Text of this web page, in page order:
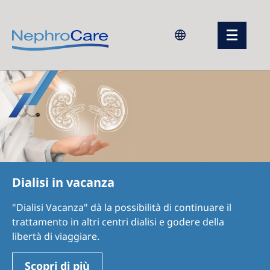
Europe
Czech Republic
France
Germany
Israel
Italy
Netherlands
Poland
Portugal
Dialisi in vacanza
"Dialisi Vacanza" dà la possibilità di continuare il
trattamento in altri centri dialisi e godere della
libertà di viaggiare.
Scopri di più